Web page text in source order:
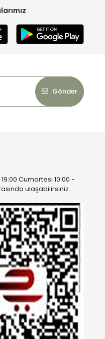
Gönder
Cumartesi 10:00 -
ulaşabilirsiniz.